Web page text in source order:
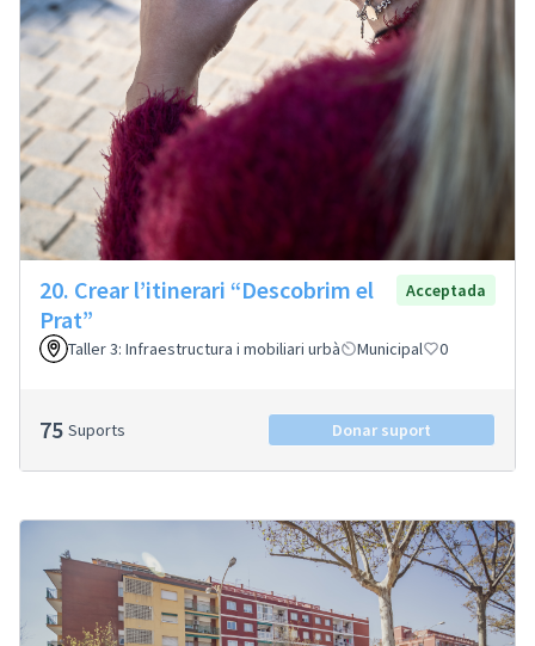
20. Crear l’itinerari “Descobrim el
Prat”
Acceptada
Taller 3: Infraestructura i mobiliari urbà Municipal 0
75 Suports Donar suport